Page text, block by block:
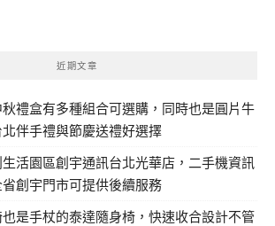
近期文章
秋禮盒有多種組合可選購，同時也是圓片牛
伴手禮與節慶送禮好選擇
生活園區創宇通訊台北光華店，二手機資訊
創宇門市可提供後續服務
也是手杖的泰達隨身椅，快速收合設計不管